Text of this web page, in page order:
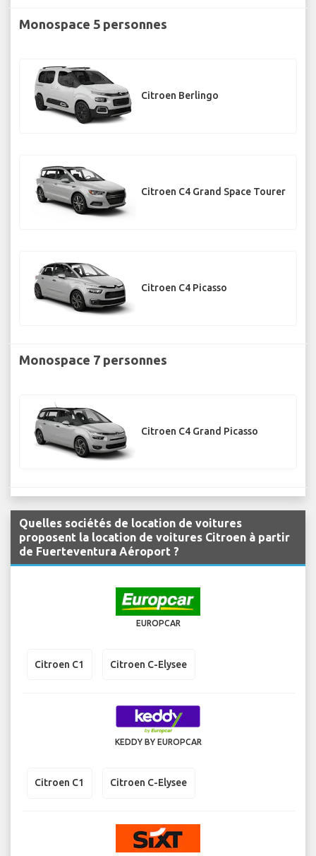
Monospace 5 personnes
Citroen Berlingo
Citroen C4 Grand Space Tourer
Citroen C4 Picasso
Monospace 7 personnes
Citroen C4 Grand Picasso
Quelles sociétés de location de voitures
proposent la location de voitures Citroen à partir
de Fuerteventura Aéroport ?
EUROPCAR
Citroen C1 Citroen C-Elysee
KEDDY BY EUROPCAR
Citroen C1 Citroen C-Elysee